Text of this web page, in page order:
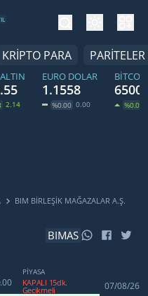
KRİPTO PARA PARİTELER
2.14
EURO DOLAR
1.1558
%0.00 0.00 %0.02
BIM BIRLEŞIK MAĞAZALAR A.Ş.
BIMAS
PİYASA
KAPALI 15dk.
Gecikmeli 07/08/26